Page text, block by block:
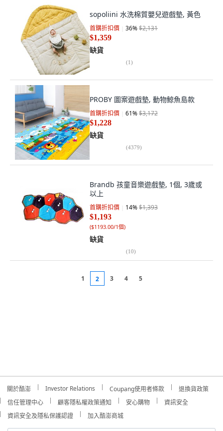
sopoliini 水洗棉質嬰兒遊戲墊, 黃色
首購折扣價 36%$2,131
$1,359
缺貨
(1)
PROBY 圖案遊戲墊, 動物鯨魚島款
首購折扣價 61%$3,172
$1,228
缺貨
(4379)
Brandb 孩童音樂遊戲墊, 1個, 3歲或
以上
首購折扣價 14%$1,393
$1,193
($1193.00/1個)
缺貨
(10)
1 2 3 4 5
關於酷澎 Investor Relations Coupang使用者條款
退換貨政策
信任管理中心
顧客隱私權政策通知 安心購物
資訊安全
資訊安全及隱私保護認證
加入酷澎商城